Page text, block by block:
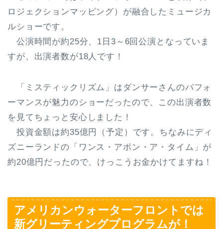
ロジェクションマッピング）が融合したミュージカ
ルショーです。
公演時間が約25分、 1日3～6回公演 となっていま
すが、出演者数が18人です！
「ミスティックリズム」はダンサーさんのパフォ
ーマンスが魅力のショーだったので、この出演者数
を見てちょっと安心しました！
投資金額は約35億円（予定）です。ちなみにディ
ズニーランドの「ワンス・アポン・ア・タイム」が
約20億円だったので、けっこうお金かけてますね！
アメリカンウォーターフロントでは
新グリーティングプログラムが！